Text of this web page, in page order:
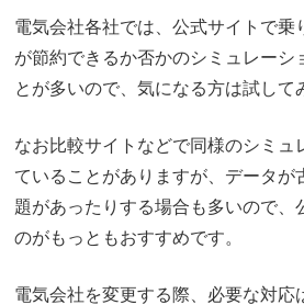
電気会社各社では、公式サイトで乗
が節約できるか否かのシミュレーシ
とが多いので、気になる方は試して
なお比較サイトなどで同様のシミュ
ていることがありますが、データが
題があったりする場合も多いので、
のがもっともおすすめです。
電気会社を変更する際、必要な対応